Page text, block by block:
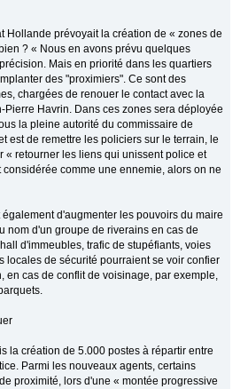
Hollande prévoyait la création de « zones de
? « Nous en avons prévu quelques
Mais en priorité dans les quartiers
des "proximiers". Ce sont des
chargées de renouer le contact avec la
Havrin. Dans ces zones sera déployée
la pleine autorité du commissaire de
est de remettre les policiers sur le terrain, le
« retourner les liens qui unissent police et
comme une ennemie, alors on ne
d'augmenter les pouvoirs du maire
nom d'un groupe de riverains en cas de
d'immeubles, trafic de stupéfiants, voies
locales de sécurité pourraient se voir confier
en cas de conflit de voisinage, par exemple,
la création de 5.000 postes à répartir entre
Parmi les nouveaux agents, certains
proximité, lors d'une « montée progressive